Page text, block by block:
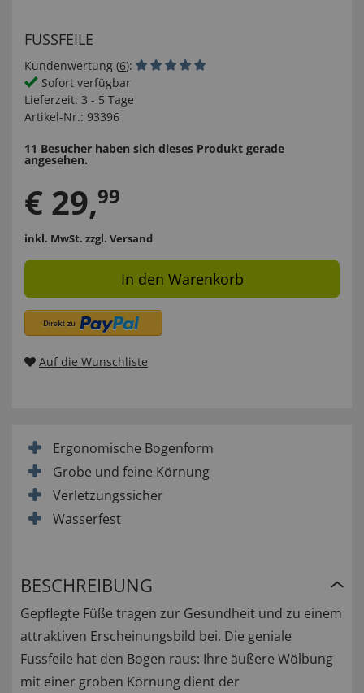
FUSSFEILE
Kundenwertung (6):
Sofort verfügbar
Lieferzeit: 3 - 5 Tage
Artikel-Nr.: 93396
11 Besucher haben sich dieses Produkt gerade
angesehen.
€ 29,99
inkl. MwSt. zzgl. Versand
In den Warenkorb
Auf die Wunschliste
Ergonomische Bogenform
Grobe und feine Körnung
Verletzungssicher
Wasserfest
BESCHREIBUNG
Gepflegte Füße tragen zur Gesundheit und zu einem
attraktiven Erscheinungsbild bei. Die geniale
Fussfeile hat den Bogen raus: Ihre äußere Wölbung
mit einer groben Körnung dient der